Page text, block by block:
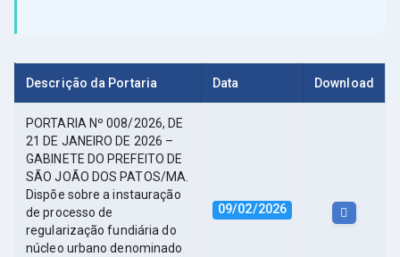
Descrição da Portaria Data Download
PORTARIA Nº 008/2026, DE
21 DE JANEIRO DE 2026 –
GABINETE DO PREFEITO DE
SÃO JOÃO DOS PATOS/MA.
Dispõe sobre a instauração
de processo de
regularização fundiária do
núcleo urbano denominado
09/02/2026